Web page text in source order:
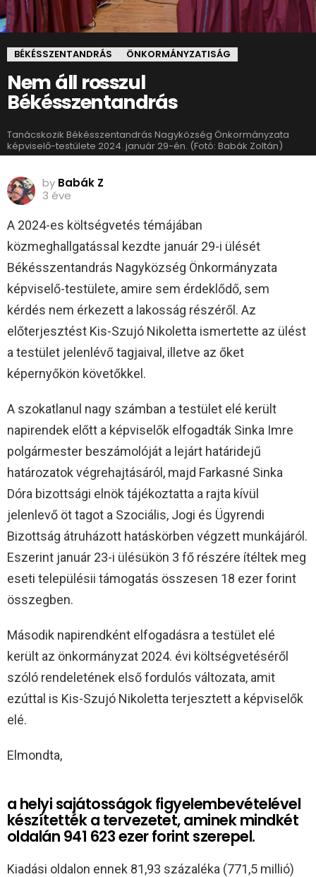
BÉKÉSSZENTANDRÁS ÖNKORMÁNYZATISÁG
Nem áll rosszul
Békésszentandrás
Tanácskozik Békésszentandrás Nagyközség Önkormányzata
képviselő-testülete 2024. január 29-én. (Fotó: Babák Zoltán)
by Babák Z
3 éve
A 2024-es költségvetés témájában
közmeghallgatással kezdte január 29-i ülését
Békésszentandrás Nagyközség Önkormányzata
képviselő-testülete, amire sem érdeklődő, sem
kérdés nem érkezett a lakosság részéről. Az
előterjesztést Kis-Szujó Nikoletta ismertette az ülést
a testület jelenlévő tagjaival, illetve az őket
képernyőkön követőkkel.
A szokatlanul nagy számban a testület elé került
napirendek előtt a képviselők elfogadták Sinka Imre
polgármester beszámolóját a lejárt határidejű
határozatok végrehajtásáról, majd Farkasné Sinka
Dóra bizottsági elnök tájékoztatta a rajta kívül
jelenlevő öt tagot a Szociális, Jogi és Ügyrendi
Bizottság átruházott hatáskörben végzett munkájáról.
Eszerint január 23-i ülésükön 3 fő részére ítéltek meg
eseti településii támogatás összesen 18 ezer forint
összegben.
Második napirendként elfogadásra a testület elé
került az önkormányzat 2024. évi költségvetéséről
szóló rendeletének első fordulós változata, amit
ezúttal is Kis-Szujó Nikoletta terjesztett a képviselők
elé.
Elmondta,
a helyi sajátosságok figyelembevételével
készítették a tervezetet, aminek mindkét
oldalán 941 623 ezer forint szerepel.
Kiadási oldalon ennek 81,93 százaléka (771,5 millió)